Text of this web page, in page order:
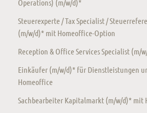
Operations) (m/w/d)*
Steuerexperte / Tax Specialist /
(m/w/d)* mit Homeoffice-Option
Reception & Office Services Specialist (m/
Einkäufer (m/w/d)* für Dienstleistungen
Homeoffice
Sachbearbeiter Kapitalmarkt (m/w/d)* mit